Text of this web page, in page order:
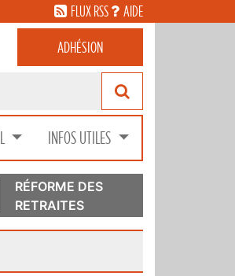
FLUX RSS AIDE
ADHÉSION
INFOS UTILES
RÉFORME DES
RETRAITES